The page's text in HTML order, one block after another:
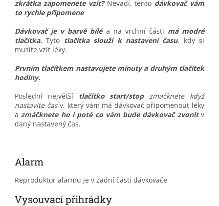
zkrátka zapomenete vzít?Nevadí, tento dávkovač vám
to rychle připomene
Dávkovač je v barvě bíléa na vrchní části má modré
tlačítka. Tyto tlačítka slouží k nastavení času, kdy si
musíte vzít léky.
Prvním tlačítkem nastavujete minuty a druhým tlačítek
hodiny.
Poslední největší tlačítko start/stop zmačknete když
nastavíte časv, který vám má dávkovač připomenout léky
azmáčknete ho i poté co vám bude dávkovač zvonitv
daný nastavený čas.
Alarm
Reproduktor alarmu je v zadní části dávkovače
Vysouvací přihrádky